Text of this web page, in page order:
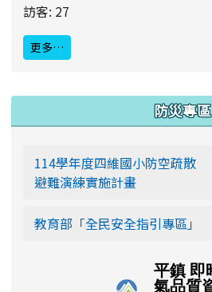
訪客: 27
更多…
防災專區
114學年度四維國小防空疏散
避難演練實施計畫
教育部「全民安全指引專區」